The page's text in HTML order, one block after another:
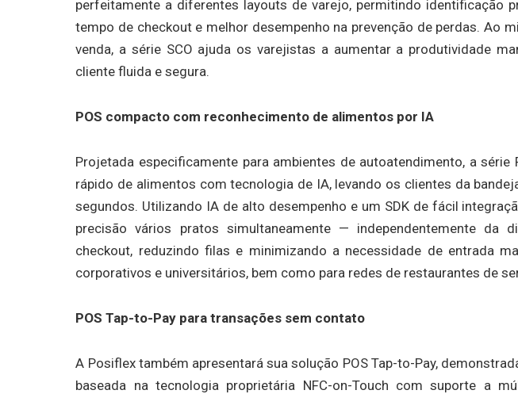
perfeitamente a diferentes layouts de varejo, permitindo identificação
tempo de checkout e melhor desempenho na prevenção de perdas. Ao
venda, a série SCO ajuda os varejistas a aumentar a produtividade
cliente fluida e segura.
POS compacto com reconhecimento de alimentos por IA
Projetada especificamente para ambientes de autoatendimento, a série
rápido de alimentos com tecnologia de IA, levando os clientes da
segundos. Utilizando IA de alto desempenho e um SDK de fácil
precisão vários pratos simultaneamente — independentemente da
checkout, reduzindo filas e minimizando a necessidade de entrada
corporativos e universitários, bem como para redes de restaurantes de
POS Tap-to-Pay para transações sem contato
A Posiflex também apresentará sua solução POS Tap-to-Pay,
baseada na tecnologia proprietária NFC-on-Touch com suporte a